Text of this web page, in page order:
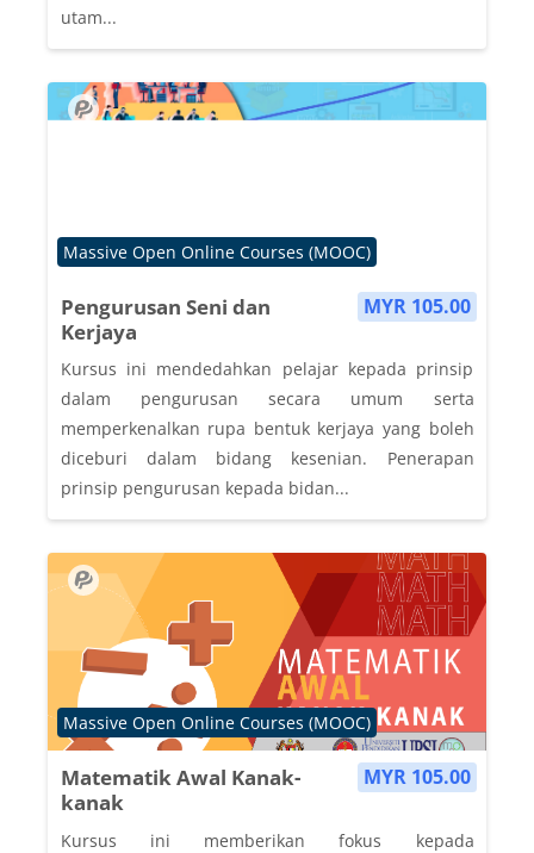
utam...
MYR 105.00
Pengurusan Seni dan
Kerjaya
Course category
Massive Open Online Courses (MOOC)
Kursus ini mendedahkan pelajar kepada prinsip
dalam pengurusan secara umum serta
memperkenalkan rupa bentuk kerjaya yang boleh
diceburi dalam bidang kesenian. Penerapan
prinsip pengurusan kepada bidan...
MYR 105.00
Matematik Awal Kanak-
kanak
Course category
Massive Open Online Courses (MOOC)
Kursus ini memberikan fokus kepada